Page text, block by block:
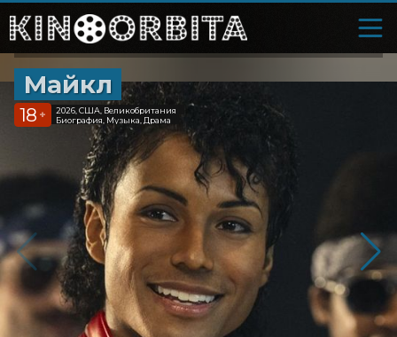
Майкл
18 +
2026, США, Великобритания
Биография, Музыка, Драма